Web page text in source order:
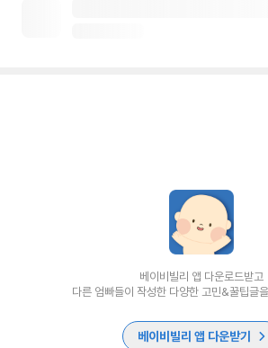
베이비빌리 앱 다운로드받고
다른 엄빠들이 작성한 다양한 고민&꿀팁글
베이비빌리 앱 다운받기